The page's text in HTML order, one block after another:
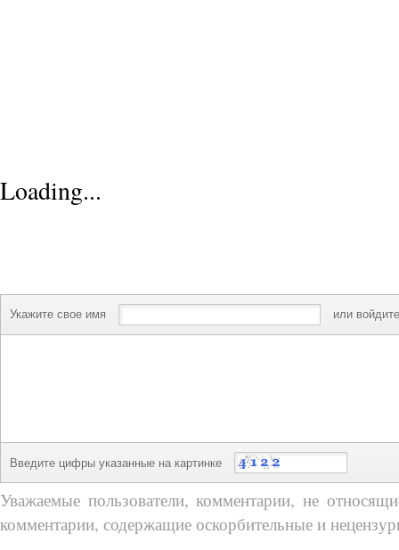
Loading...
Укажите свое имя или
Введите цифры указанные на картинке
Уважаемые пользователи, комментарии, не
комментарии, содержащие оскорбительные и